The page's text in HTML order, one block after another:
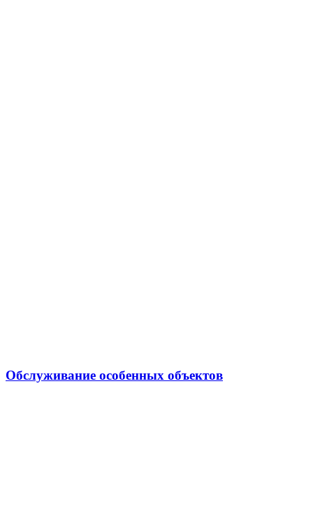
Обслуживание особенных объектов